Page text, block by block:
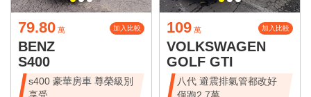
79.80 萬 加入比較
BENZ
S400
s400 豪華房車 尊榮級別
109 萬 加入比較
VOLKSWAGEN
GOLF GTI
八代 避震排氣管都改好